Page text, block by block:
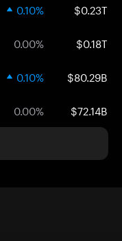
0.10% $0.23T
0.00% $0.18T
0.10% $80.29B
0.00% $72.14B